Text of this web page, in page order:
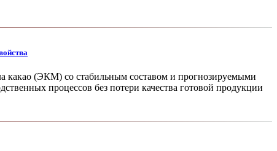
(ЭКМ) со стабильным составом и прогнозируемыми
процес­сов без потери качества готовой про­дукции